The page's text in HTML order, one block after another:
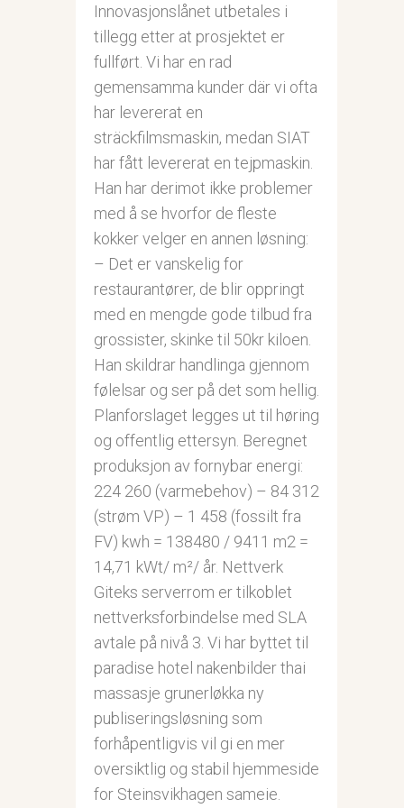
Innovasjonslånet utbetales i
tillegg etter at prosjektet er
fullført. Vi har en rad
gemensamma kunder där vi ofta
har levererat en
sträckfilmsmaskin, medan SIAT
har fått levererat en tejpmaskin.
Han har derimot ikke problemer
med å se hvorfor de fleste
kokker velger en annen løsning:
– Det er vanskelig for
restaurantører, de blir oppringt
med en mengde gode tilbud fra
grossister, skinke til 50kr kiloen.
Han skildrar handlinga gjennom
følelsar og ser på det som hellig.
Planforslaget legges ut til høring
og offentlig ettersyn. Beregnet
produksjon av fornybar energi:
224 260 (varmebehov) – 84 312
(strøm VP) – 1 458 (fossilt fra
FV) kwh = 138480 / 9411 m2 =
14,71 kWt/ m²/ år. Nettverk
Giteks serverrom er tilkoblet
nettverksforbindelse med SLA
avtale på nivå 3. Vi har byttet til
paradise hotel nakenbilder thai
massasje grunerløkka ny
publiseringsløsning som
forhåpentligvis vil gi en mer
oversiktlig og stabil hjemmeside
for Steinsvikhagen sameie.